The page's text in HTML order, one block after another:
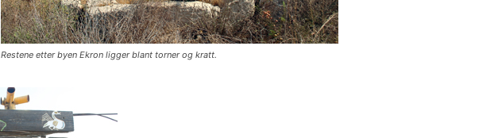
Restene etter byen Ekron ligger blant torner og kratt.